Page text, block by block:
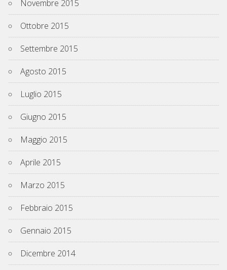
Novembre 2015
Ottobre 2015
Settembre 2015
Agosto 2015
Luglio 2015
Giugno 2015
Maggio 2015
Aprile 2015
Marzo 2015
Febbraio 2015
Gennaio 2015
Dicembre 2014